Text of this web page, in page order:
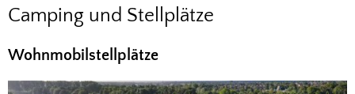
Camping
und
Camping und Stellplätze
Wohnmobilstellplätze